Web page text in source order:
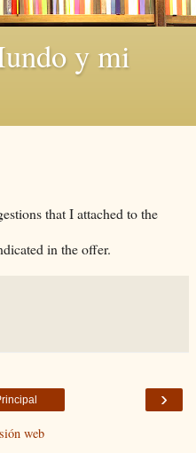
y mi
that I attached to the
in the offer.
›
web